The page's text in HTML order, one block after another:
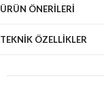
ÜRÜN ÖNERILERI
TEKNIK ÖZELLIKLER